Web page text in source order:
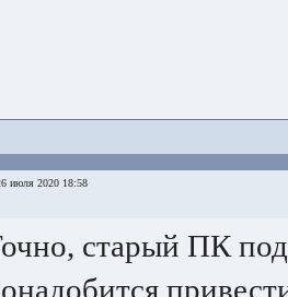
июля 2020 18:58
старый ПК